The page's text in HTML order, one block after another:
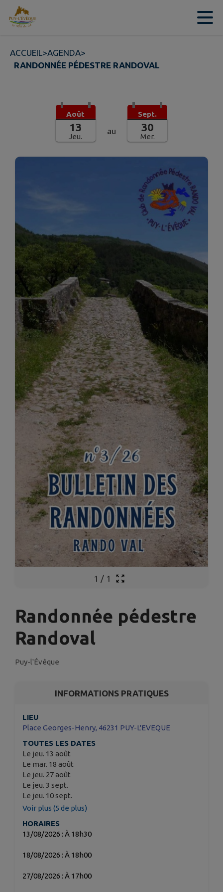
Contenu
ACCUEIL>AGENDA>
RANDONNÉE PÉDESTRE RANDOVAL
Août
13
Jeu.
au
Sept.
30
Mer.
1 / 1
Randonnée pédestre
Randoval
Puy-l'Évêque
INFORMATIONS PRATIQUES
LIEU
Place Georges-Henry, 46231 PUY-L'EVEQUE
TOUTES LES DATES
Le jeu. 13 août
Le mar. 18 août
Le jeu. 27 août
Le jeu. 3 sept.
Le jeu. 10 sept.
Voir plus (5 de plus)
HORAIRES
13/08/2026 : À 18h30
18/08/2026 : À 18h00
27/08/2026 : À 17h00